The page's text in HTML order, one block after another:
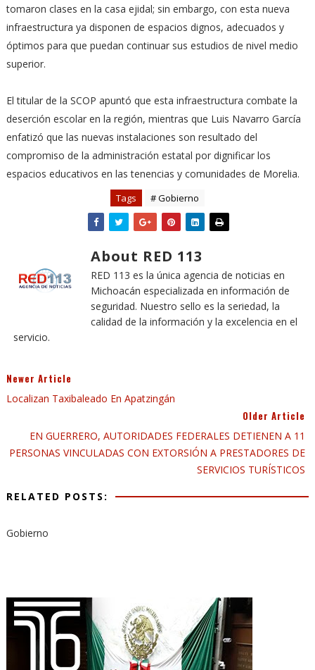
tomaron clases en la casa ejidal; sin embargo, con esta nueva
infraestructura ya disponen de espacios dignos, adecuados y
óptimos para que puedan continuar sus estudios de nivel medio
superior.
El titular de la SCOP apuntó que esta infraestructura combate la
deserción escolar en la región, mientras que Luis Navarro García
enfatizó que las nuevas instalaciones son resultado del
compromiso de la administración estatal por dignificar los
espacios educativos en las tenencias y comunidades de Morelia.
Tags # Gobierno
About RED 113
RED 113 es la única agencia de noticias en
Michoacán especializada en información de
seguridad. Nuestro sello es la seriedad, la
calidad de la información y la excelencia en el
servicio.
Newer Article
Localizan Taxibaleado En Apatzingán
Older Article
EN GUERRERO, AUTORIDADES FEDERALES DETIENEN A 11
PERSONAS VINCULADAS CON EXTORSIÓN A PRESTADORES DE
SERVICIOS TURÍSTICOS
RELATED POSTS:
Gobierno